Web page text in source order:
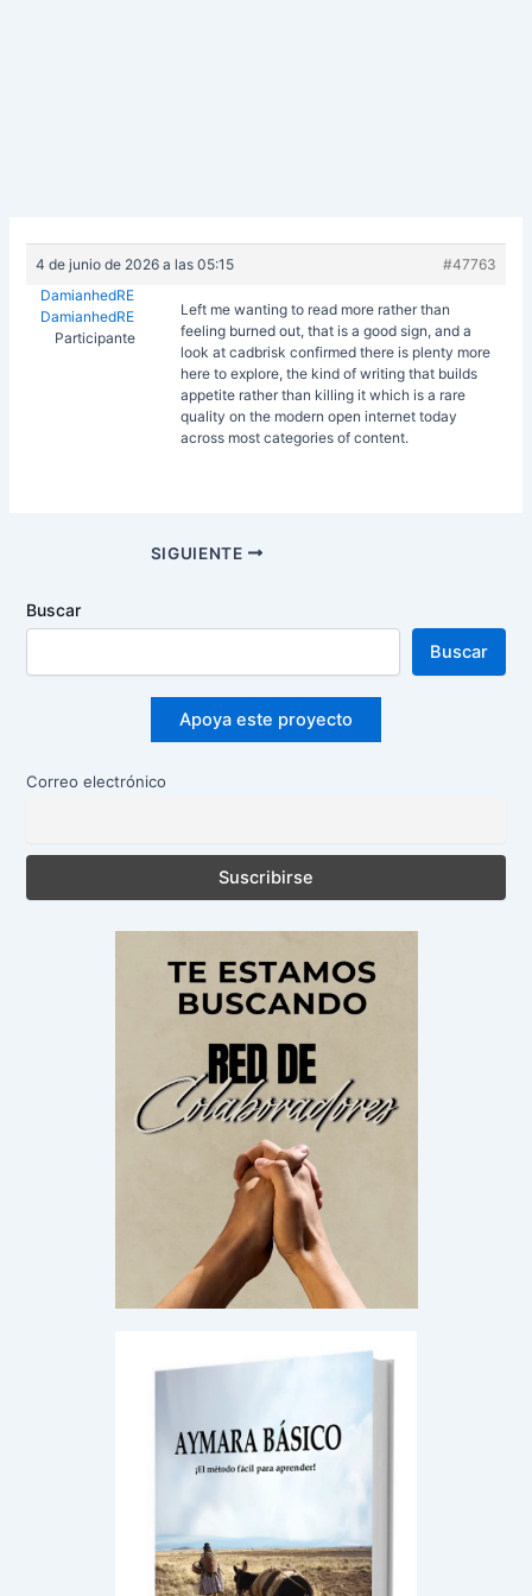
4 de junio de 2026 a las 05:15
#47763
DamianhedRE
DamianhedRE
Participante
Left me wanting to read more rather than
feeling burned out, that is a good sign, and a
look atcadbrisk confirmed there is plenty more
here to explore, the kind of writing that builds
appetite rather than killing it which is a rare
quality on the modern open internet today
across most categories of content.
entradas
SIGUIENTE
Buscar
Buscar
Apoya este proyecto
Correo electrónico